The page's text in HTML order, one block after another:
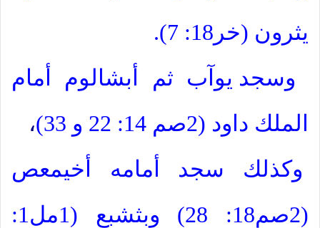
يثرون (خر18: 7).
وسجد يوآب ثم أبشالوم أمام
الملك داود (2صم 14: 22 و 33)
،
وكذلك سجد أمامه أخيمعص
(2صم18: 28) وبثشبع (1مل1: